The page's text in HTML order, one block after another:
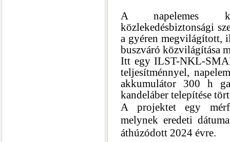
A napelemes
közlekedésbiztonsági
a gyéren megvilágított,
buszváró közvilágítása
Itt egy ILST-NKL-
teljesítménnyel,
akkumulátor 300 h
kandeláber telepítése
A projektet egy
melynek eredeti
áthúzódott 2024 évre.